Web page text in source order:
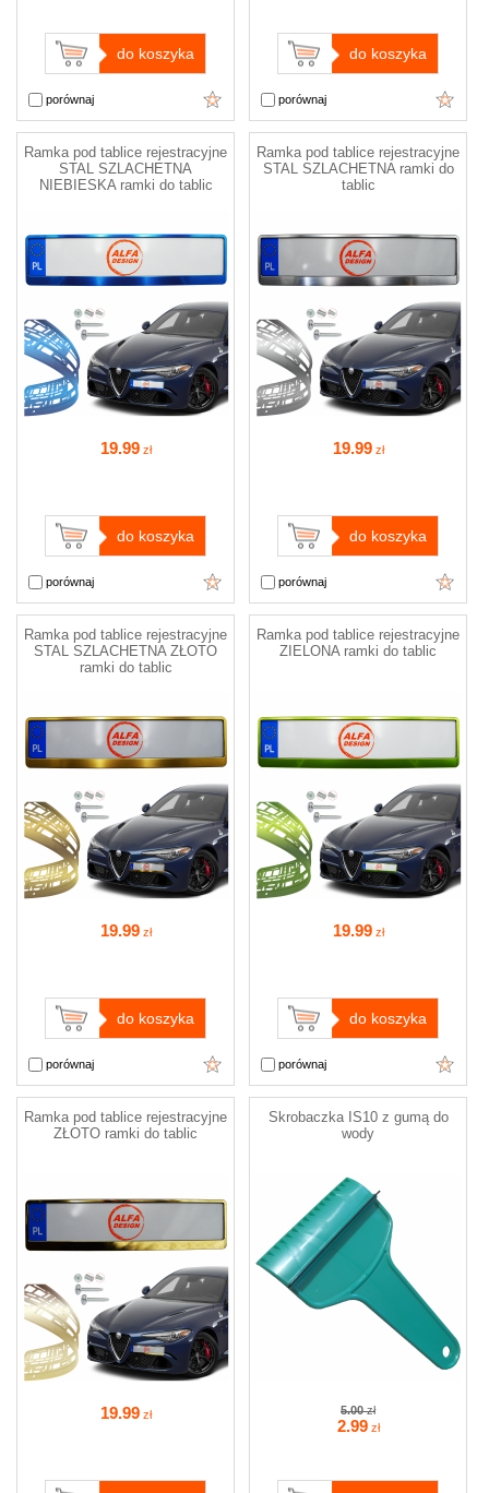
do koszyka
porównaj
do koszyka
porównaj
Ramka pod tablice rejestracyjne
STAL SZLACHETNA
NIEBIESKA ramki do tablic
19.99 zł
do koszyka
porównaj
Ramka pod tablice rejestracyjne
STAL SZLACHETNA ramki do
tablic
19.99 zł
do koszyka
porównaj
Ramka pod tablice rejestracyjne
STAL SZLACHETNA ZŁOTO
ramki do tablic
19.99 zł
do koszyka
porównaj
Ramka pod tablice rejestracyjne
ZIELONA ramki do tablic
19.99 zł
do koszyka
porównaj
Ramka pod tablice rejestracyjne
ZŁOTO ramki do tablic
19.99 zł
Skrobaczka IS10 z gumą do
wody
5.00 zł
2.99 zł